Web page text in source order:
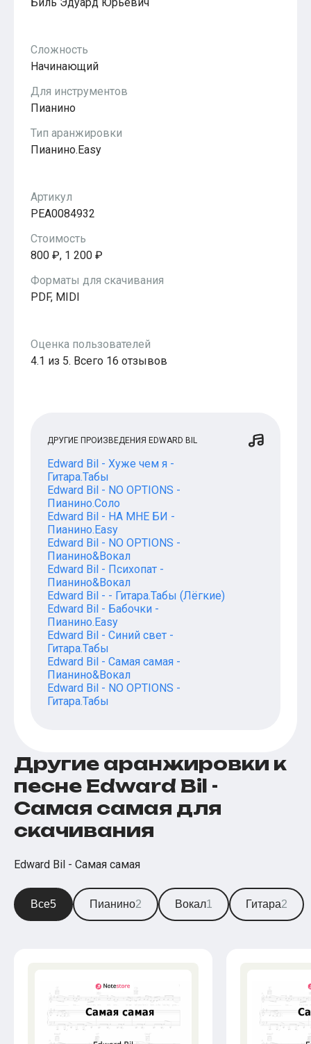
Популярное
Биль Эдуард Юрьевич
Сложность
Начинающий
Для инструментов
Пианино
Тип аранжировки
Пианино.Easy
Артикул
PEA0084932
Стоимость
800 ₽, 1 200 ₽
Форматы для скачивания
PDF, MIDI
Оценка пользователей
4.1 из 5. Всего 16 отзывов
ДРУГИЕ ПРОИЗВЕДЕНИЯ EDWARD BIL
Edward Bil - Хуже чем я -
Гитара.Табы
Edward Bil - NO OPTIONS -
Пианино.Соло
Edward Bil - НА МНЕ БИ -
Пианино.Easy
Edward Bil - NO OPTIONS -
Пианино&Вокал
Edward Bil - Психопат -
Пианино&Вокал
Edward Bil - - Гитара.Табы (Лёгкие)
Edward Bil - Бабочки -
Пианино.Easy
Edward Bil - Синий свет -
Гитара.Табы
Edward Bil - Самая самая -
Пианино&Вокал
Edward Bil - NO OPTIONS -
Гитара.Табы
Другие аранжировки к
песне Edward Bil -
Самая самая для
скачивания
Edward Bil - Самая самая
Все5 Пианино2 Вокал1 Гитара2